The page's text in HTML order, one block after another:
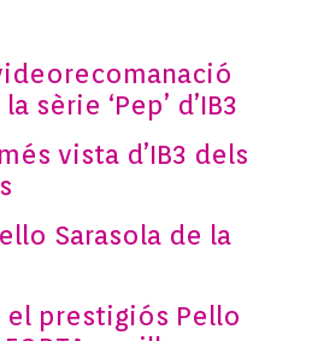
sèrie ‘Pep’ d’IB3
vista d’IB3 dels
Sarasola de la
el prestigiós Pello